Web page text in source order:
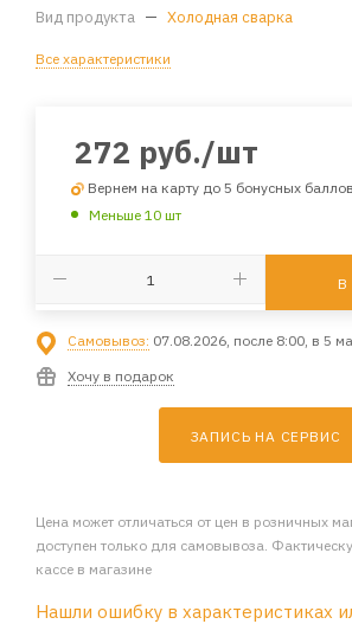
Вид продукта — Холодная сварка
Все характеристики
272 руб./шт
Вернем на карту до 5 бонусных баллов
Меньше 10 шт
В
Самовывоз: 07.08.2026, после 8:00, в 5
Хочу в подарок
ЗАПИСЬ НА СЕРВИС
Цена может отличаться от цен в розничных
доступен только для самовывоза.
кассе в магазине
Нашли ошибку в характеристиках